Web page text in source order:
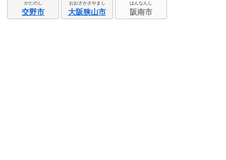
かたのし
交野市
おおさかさやまし
大阪狭山市
はんなんし
阪南市